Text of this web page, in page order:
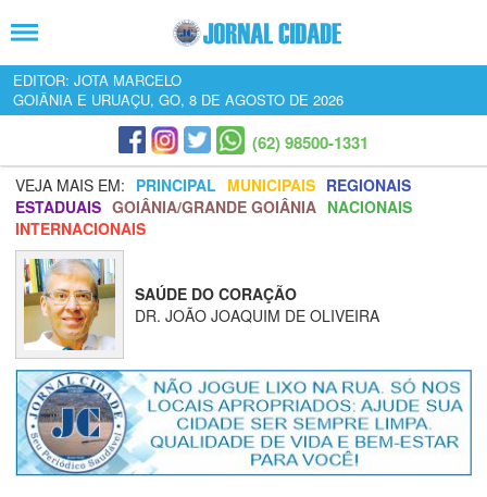
EDITOR: JOTA MARCELO
GOIÂNIA E URUAÇU, GO, 8 DE AGOSTO DE 2026
(62) 98500-1331
VEJA MAIS EM: PRINCIPAL MUNICIPAIS REGIONAIS
ESTADUAIS GOIÂNIA/GRANDE GOIÂNIA NACIONAIS
INTERNACIONAIS
SAÚDE DO CORAÇÃO
DR. JOÃO JOAQUIM DE OLIVEIRA